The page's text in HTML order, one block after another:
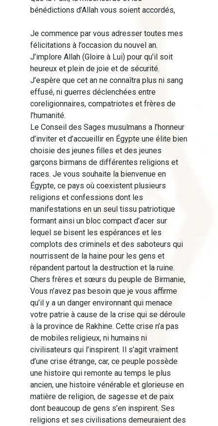
bénédictions d’Allah vous soient accordés,
Je commence par vous adresser toutes mes
félicitations à l’occasion du nouvel an.
J’implore Allah (Gloire à Lui) pour qu’il soit
heureux et plein de joie et de sécurité.
J’espère que cet an ne connaîtra plus ni sang
effusé, ni guerres déclenchées entre
coreligionnaires, compatriotes et frères de
l’humanité.
Le Conseil des Sages musulmans a l’honneur
d’inviter et d’accueillir en Égypte une élite bien
choisie des jeunes filles et des jeunes
garçons birmans de différentes religions et
races. Je vous souhaite la bienvenue en
Égypte, ce pays où coexistent plusieurs
religions et confessions dont les
manifestations en un seul tissu patriotique
formant ainsi un bloc compact d’acer sur
lequel se bisent les espérances et les
complots des criminels et des saboteurs qui
nourrissent de la haine pour les gens et
répandent partout la destruction et la ruine.
Chers frères et sœurs du peuple de Birmanie,
Vous n’avez pas besoin que je vous affirme
qu’il y a un danger environnant qui menace
votre patrie à cause de la crise qui se déroule
à la province de Rakhine. Cette crise n’a pas
de mobiles religieux, ni humains ni
civilisateurs qui l’inspirent. Il s’agit vraiment
d’une crise étrange, car, ce peuple possède
une histoire qui remonte au temps le plus
ancien, une histoire vénérable et glorieuse en
matière de religion, de sagesse et de paix
dont beaucoup de gens s’en inspirent. Ses
religions et ses civilisations demeuraient des